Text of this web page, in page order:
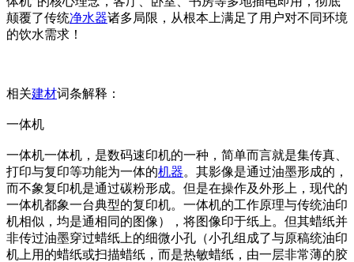
颠覆了传统净水器诸多局限，从根本上满足了用户对不同环境
的饮水需求！
相关建材词条解释：
一体机
一体机一体机，是数码速印机的一种，简单而言就是集传真、
打印与复印等功能为一体的机器。其影像是通过油墨形成的，
而不象复印机是通过碳粉形成。但是在操作及外形上，现代的
一体机都象一台典型的复印机。一体机的工作原理与传统油印
机相似，均是通相同的图像），将图像印于纸上。但其蜡纸并
非传过油墨穿过蜡纸上的细微小孔（小孔组成了与原稿统油印
机上用的蜡纸或扫描蜡纸，而是热敏蜡纸，由一层非常薄的胶